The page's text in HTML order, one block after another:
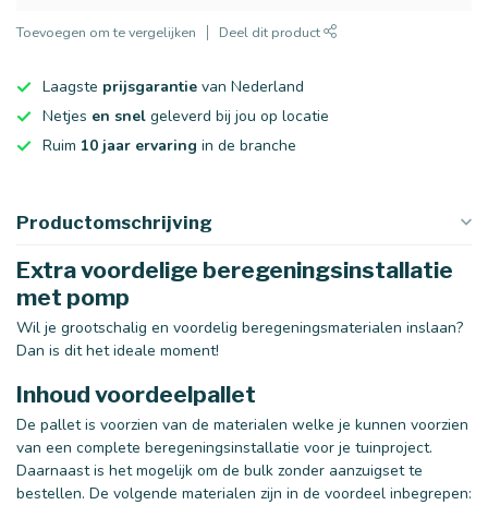
Toevoegen om te vergelijken Deel dit product
Laagste prijsgarantie van Nederland
Netjes en snel geleverd bij jou op locatie
Ruim 10 jaar ervaring in de branche
Productomschrijving
Extra voordelige beregeningsinstallatie
met pomp
Wil je grootschalig en voordelig beregeningsmaterialen inslaan?
Dan is dit het ideale moment!
Inhoud voordeelpallet
De pallet is voorzien van de materialen welke je kunnen voorzien
van een complete beregeningsinstallatie voor je tuinproject.
Daarnaast is het mogelijk om de bulk zonder aanzuigset te
bestellen. De volgende materialen zijn in de voordeel inbegrepen: